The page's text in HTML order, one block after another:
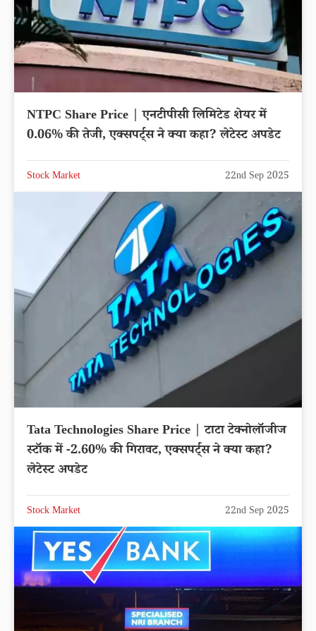
NTPC Share Price | एनटीपीसी लिमिटेड शेयर में
0.06% की तेजी, एक्सपर्ट्स ने क्या कहा? लेटेस्ट अपडेट
Stock Market 22nd Sep 2025
Tata Technologies Share Price | टाटा टेक्नोलॉजीज
स्टॉक में -2.60% की गिरावट, एक्सपर्ट्स ने क्या कहा?
लेटेस्ट अपडेट
Stock Market 22nd Sep 2025